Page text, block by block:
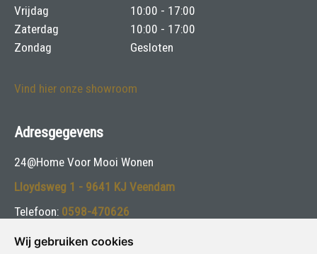
Wij gebruiken cookies
Vrijdag
10:00 - 17:00
Zaterdag
10:00 - 17:00
Zondag
Gesloten
Vind hier onze showroom
Adresgegevens
24@Home Voor Mooi Wonen
Lloydsweg 1 - 9641 KJ Veendam
Telefoon: 0598-470626
E-mail:info@24athome.nl